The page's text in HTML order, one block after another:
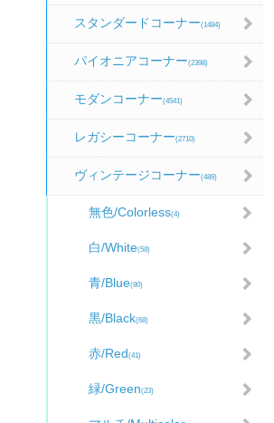
スタンダードコーナー(1484)
パイオニアコーナー(2398)
モダンコーナー(4541)
レガシーコーナー(2710)
ヴィンテージコーナー(489)
無色/Colorless(4)
白/White(58)
青/Blue(80)
黒/Black(68)
赤/Red(41)
緑/Green(23)